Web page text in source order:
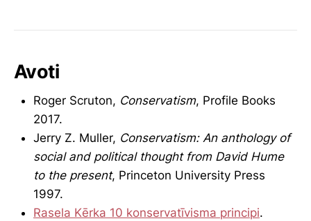
Avoti
Roger Scruton, Conservatism, Profile Books
2017.
Jerry Z. Muller, Conservatism: An anthology of
social and political thought from David Hume
to the present, Princeton University Press
1997.
Rasela Kērka 10 konservatīvisma principi.